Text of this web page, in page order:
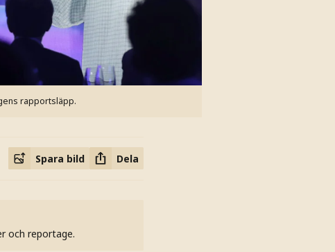
rapportsläpp.
Spara bild Dela
och reportage.